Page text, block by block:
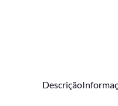
Descrição